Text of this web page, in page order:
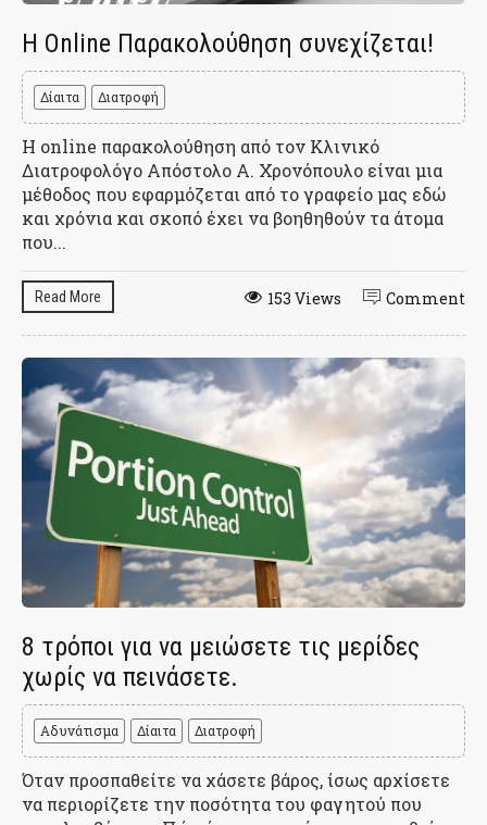
H Online Παρακολούθηση συνεχίζεται!
Δίαιτα Διατροφή
Η online παρακολούθηση από τον Κλινικό
Διατροφολόγο Απόστολο Α. Χρονόπουλο είναι μια
μέθοδος που εφαρμόζεται από το γραφείο μας εδώ
και χρόνια και σκοπό έχει να βοηθηθούν τα άτομα
που...
Read More Comment
153 Views
8 τρόποι για να μειώσετε τις μερίδες
χωρίς να πεινάσετε.
Αδυνάτισμα Δίαιτα Διατροφή
Όταν προσπαθείτε να χάσετε βάρος, ίσως αρχίσετε
να περιορίζετε την ποσότητα του φαγητού που